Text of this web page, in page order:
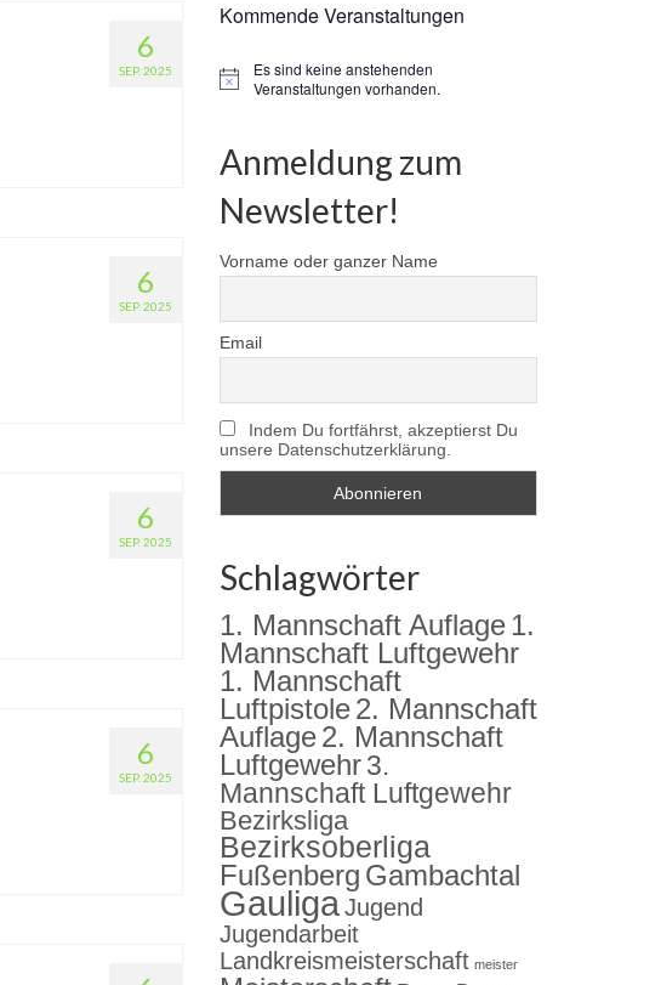
6
SEP. 2025
6
SEP. 2025
6
SEP. 2025
6
SEP. 2025
Kommende Veranstaltungen
Hinweis
Es sind keine anstehenden
Veranstaltungen vorhanden.
Anmeldung zum
Newsletter!
Vorname oder ganzer Name
Email
Indem Du fortfährst, akzeptierst Du
unsere Datenschutzerklärung.
Schlagwörter
1. Mannschaft Auflage 1.
Mannschaft Luftgewehr
1. Mannschaft
Luftpistole 2. Mannschaft
Auflage 2. Mannschaft
Luftgewehr 3.
Mannschaft Luftgewehr
Bezirksliga
Bezirksoberliga
Fußenberg Gambachtal
Gauliga Jugend
Jugendarbeit
Landkreismeisterschaft meister